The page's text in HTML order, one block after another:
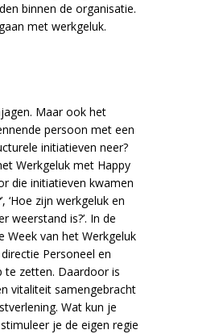
binnen de organisatie.
met werkgeluk.
Maar ook het
persoon met een
initiatieven neer?
Werkgeluk met Happy
die initiatieven kwamen
‘Hoe zijn werkgeluk en
weerstand is?’. In de
Week van het Werkgeluk
Personeel en
te zetten. Daardoor is
vitaliteit samengebracht
Wat kun je
je de eigen regie